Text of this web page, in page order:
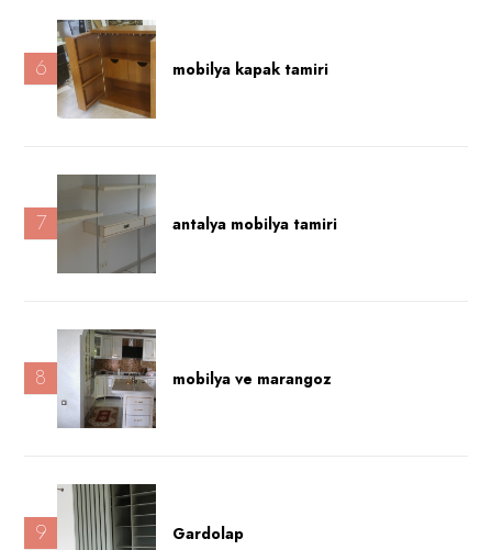
6 mobilya kapak tamiri
7 antalya mobilya tamiri
8 mobilya ve marangoz
9 Gardolap